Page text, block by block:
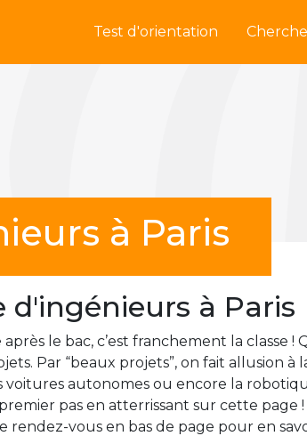
Test d'orientation
à Paris
d'ingénieurs à Paris
après le bac, c’est franchement la classe !
Par “beaux projets”, on fait allusion
voitures autonomes ou encore la
pas en atterrissant sur cette
vous en bas de page pour en